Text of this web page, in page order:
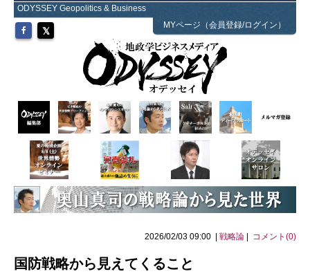
ODYSSEY Geopolitics & Business
MYページ（会員登録/ログイン）
2026/02/03 09:00 | 戦略論 | コメント(0)
国防戦略から見えてくること